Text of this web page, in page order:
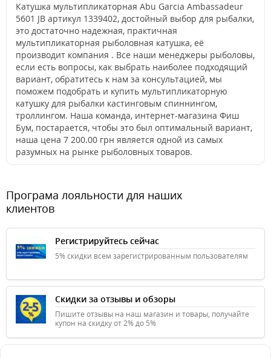
Катушка мультипликаторная Abu Garcia Ambassadeur
5601 JB артикул 1339402, достойный выбор для рыбалки,
это достаточно надежная, практичная
мультипликаторная рыболовная катушка, её
производит компания . Все наши менеджеры рыболовы,
если есть вопросы, как выбрать наиболее подходящий
вариант, обратитесь к нам за консультацией, мы
поможем подобрать и купить мультипликаторную
катушку для рыбалки кастинговым спиннингом,
троллингом. Наша команда, интернет-магазина Фиш
Бум, постарается, чтобы это был оптимальный вариант,
наша цена 7 200.00 грн является одной из самых
разумных на рынке рыболовных товаров.
Програма лояльности для наших
клиентов
Регистрируйтесь сейчас
5% скидки всем зарегистрированным пользователям
Скидки за отзывы и обзоры
Пишите отзывы на наш магазин и товары, получайте
купон на скидку от 2% до 5%